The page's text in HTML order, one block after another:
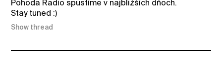
Pohoda Radio spustíme v najbližších dňoch.
Stay tuned :)
Show thread